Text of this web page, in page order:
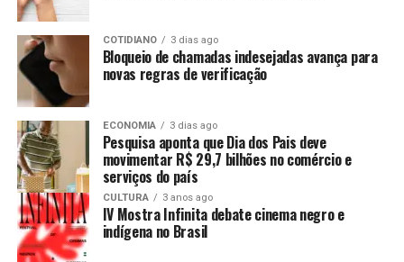
COTIDIANO 3 dias ago
Bloqueio de chamadas indesejadas avança para
novas regras de verificação
ECONOMIA 3 dias ago
Pesquisa aponta que Dia dos Pais deve
movimentar R$ 29,7 bilhões no comércio e
serviços do país
CULTURA 3 anos ago
IV Mostra Infinita debate cinema negro e
indígena no Brasil